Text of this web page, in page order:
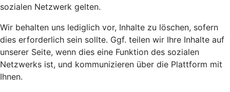
sozialen Netzwerk gelten.
Wir behalten uns lediglich vor, Inhalte zu löschen, sofern
dies erforderlich sein sollte. Ggf. teilen wir Ihre Inhalte auf
unserer Seite, wenn dies eine Funktion des sozialen
Netzwerks ist, und kommunizieren über die Plattform mit
Ihnen.